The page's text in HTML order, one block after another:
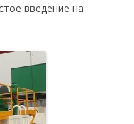
введение на